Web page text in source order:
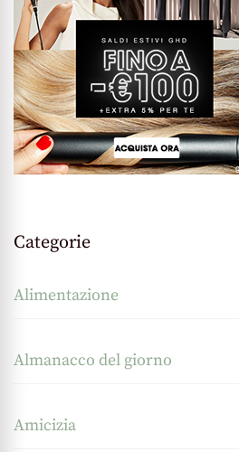
Categorie
Alimentazione
Almanacco del giorno
Amicizia